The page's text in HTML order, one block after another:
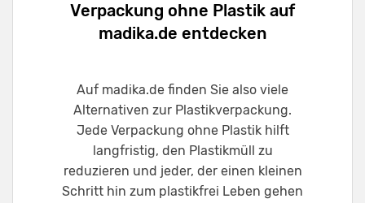
Verpackung ohne Plastik auf
madika.de entdecken
Auf madika.de finden Sie also viele
Alternativen zur Plastikverpackung.
Jede Verpackung ohne Plastik hilft
langfristig, den Plastikmüll zu
reduzieren und jeder, der einen kleinen
Schritt hin zum plastikfrei Leben gehen